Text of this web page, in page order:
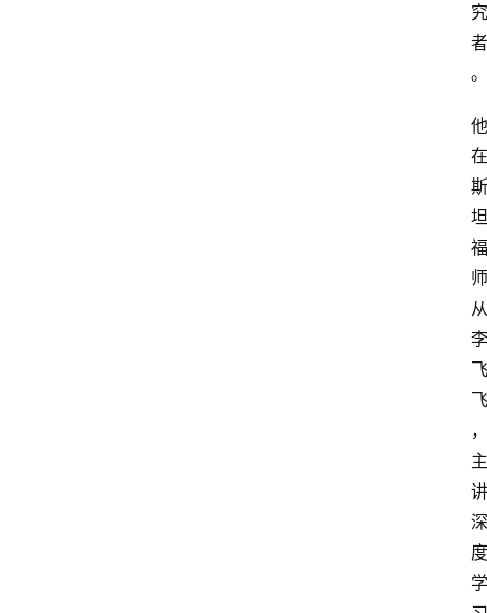
究
者
。
他
在
斯
坦
福
师
从
李
飞
飞
，
主
讲
深
度
学